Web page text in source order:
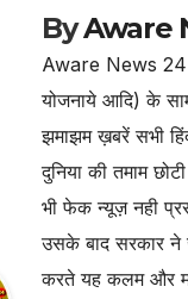
ByAware
Aware News 24
योजनाये आदि) के
झमाझम ख़बरें सभी
दुनिया की तमाम
भी फेक न्यूज़ नही
उसके बाद सरकार ने
करते यह कलम और